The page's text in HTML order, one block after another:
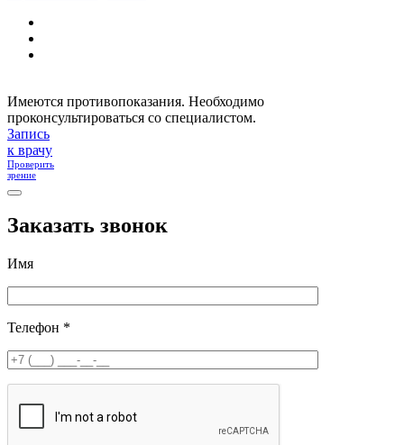
Имеются противопоказания. Необходимо
проконсультироваться со специалистом.
Запись
к врачу
Проверить
зрение
Заказать звонок
Имя
Телефон *